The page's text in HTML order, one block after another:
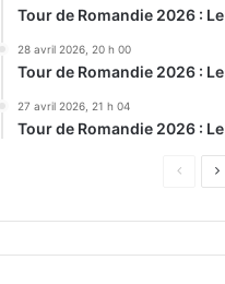
Tour de Romandie 2026 :
28 avril 2026, 20 h 00
Tour de Romandie 2026 :
27 avril 2026, 21 h 04
Tour de Romandie 2026 :
Page